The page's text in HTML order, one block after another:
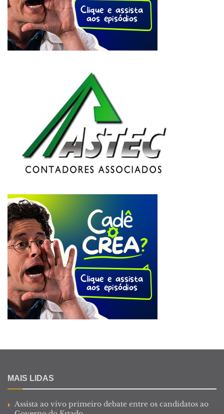
MAIS LIDAS
Assista ao vivo primeiro debate entre os candidatos ao